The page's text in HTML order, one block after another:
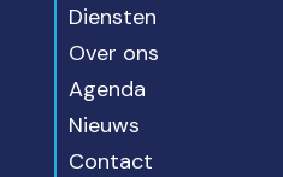
Diensten
Over ons
Agenda
Nieuws
Contact